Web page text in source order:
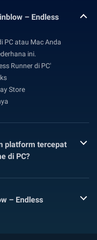
– Endless
PC atau Mac Anda
ini.
Runner di PC'
Store
platform tercepat
di PC?
– Endless